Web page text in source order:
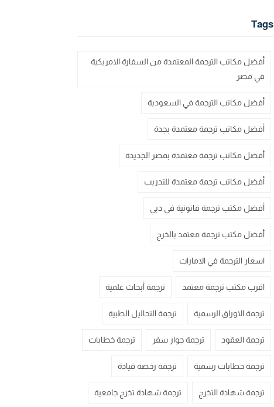
Tags
أفضل مكاتب الترجمة المعتمدة من السفارة الامريكية
في مصر
أفضل مكاتب الترجمة في السعودية
أفضل مكاتب ترجمة معتمدة بجدة
أفضل مكاتب ترجمة معتمدة بمصر الجديدة
أفضل مكاتب ترجمة معتمدة للتدريب
أفضل مكتب ترجمة قانونية في دبي
أفضل مكتب ترجمة معتمد بالخرج
اسعار الترجمة في الامارات
اقرب مكتب ترجمة معتمد ترجمة أبحاث علمية
ترجمة الاوراق الرسمية ترجمة التحاليل الطبية
ترجمة العقود ترجمة جواز سفر ترجمة خطابات
ترجمة خطابات رسمية ترجمة رخصة قيادة
ترجمة شهادة التخرج ترجمة شهادة تخرج جامعية